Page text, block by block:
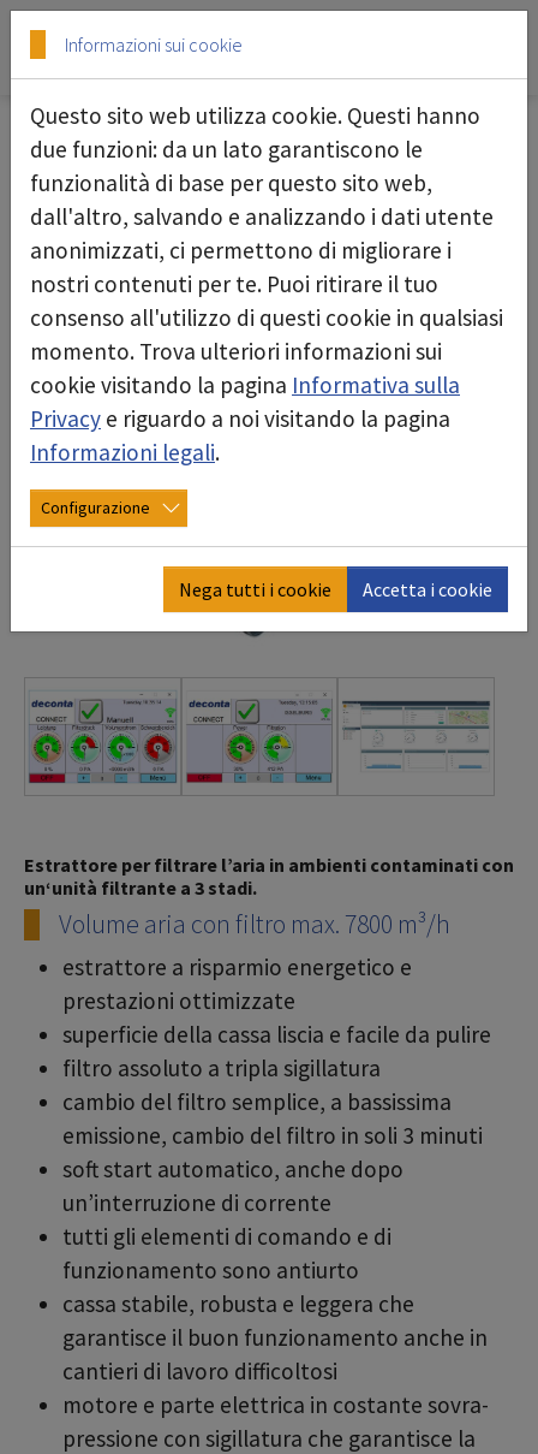
Skip to main content
Skip to page footer
Estrattore green dec G400
Estrattore per filtrare l’aria in ambienti contaminati con
un‘unità filtrante a 3 stadi.
Volume aria con filtro max. 7800 m³/h
estrattore a risparmio energetico e
prestazioni ottimizzate
superficie della cassa liscia e facile da pulire
filtro assoluto a tripla sigillatura
cambio del filtro semplice, a bassissima
emissione, cambio del filtro in soli 3 minuti
soft start automatico, anche dopo
un’interruzione di corrente
tutti gli elementi di comando e di
funzionamento sono antiurto
cassa stabile, robusta e leggera che
garantisce il buon funzionamento anche in
cantieri di lavoro difficoltosi
motore e parte elettrica in costante sovra-
pressione con sigillatura che garantisce la
Informazioni sui cookie
Questo sito web utilizza cookie. Questi hanno
due funzioni: da un lato garantiscono le
funzionalità di base per questo sito web,
dall'altro, salvando e analizzando i dati utente
anonimizzati, ci permettono di migliorare i
nostri contenuti per te. Puoi ritirare il tuo
consenso all'utilizzo di questi cookie in qualsiasi
momento. Trova ulteriori informazioni sui
cookie visitando la pagina Informativa sulla
Privacy e riguardo a noi visitando la pagina
Informazioni legali.
Configurazione
Nega tutti i cookie Accetta i cookie